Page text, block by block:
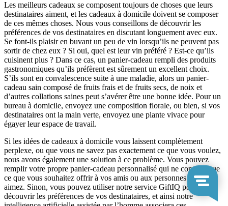
Les meilleurs cadeaux se composent toujours de choses que leurs
destinataires aiment, et les cadeaux à domicile doivent se composer
de ces mêmes choses. Nous vous conseillons de découvrir les
préférences de vos destinataires en discutant longuement avec eux.
Se font-ils plaisir en buvant un peu de vin lorsqu’ils ne peuvent pas
sortir de chez eux ? Si oui, quel est leur vin préféré ? Est-ce qu’ils
cuisinent plus ? Dans ce cas, un panier-cadeau rempli des produits
gastronomiques qu’ils préfèrent est sûrement un excellent choix.
S’ils sont en convalescence suite à une maladie, alors un panier-
cadeau sain composé de fruits frais et de fruits secs, de noix et
d’autres collations saines peut s’avérer être une bonne idée. Pour un
bureau à domicile, envoyez une composition florale, ou bien, si vos
destinataires ont la main verte, envoyez une plante vivace pour
égayer leur espace de travail.
Si les idées de cadeaux à domicile vous laissent complètement
perplexe, ou que vous ne savez pas exactement ce que vous voulez,
nous avons également une solution à ce problème. Vous pouvez
remplir votre propre panier-cadeau personnalisé qui ne contient que
ce que vous souhaitez offrir à vos amis ou aux personnes que vous
aimez. Sinon, vous pouvez utiliser notre service GiftIQ pour
découvrir les préférences de vos destinataires, et ainsi notre